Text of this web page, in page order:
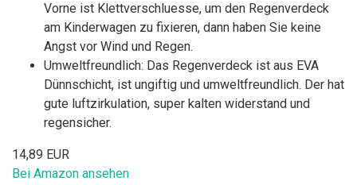
Vorne ist Klettverschluesse, um den Regenverdeck
am Kinderwagen zu fixieren, dann haben Sie keine
Angst vor Wind und Regen.
Umweltfreundlich: Das Regenverdeck ist aus EVA
Dünnschicht, ist ungiftig und umweltfreundlich. Der hat
gute luftzirkulation, super kalten widerstand und
regensicher.
14,89 EUR
Bei Amazon ansehen